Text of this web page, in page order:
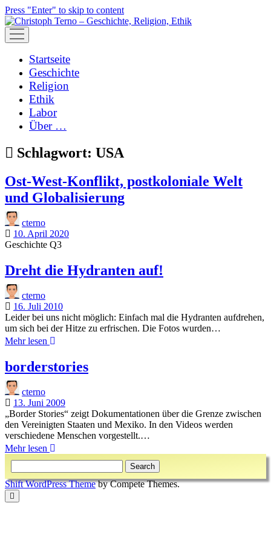
Press "Enter" to skip to content
open
menu
Startseite
Geschichte
Religion
Ethik
Labor
Über …
Schlagwort: USA
Ost-West-Konflikt, postkoloniale Welt
und Globalisierung
cterno
10. April 2020
Geschichte Q3
Dreht die Hydranten auf!
cterno
16. Juli 2010
Leider bei uns nicht möglich: Einfach mal die Hydranten aufdrehen,
um sich bei der Hitze zu erfrischen. Die Fotos wurden…
Mehr lesen Dreht
Hydranten
auf!
borderstories
cterno
13. Juni 2009
„Border Stories“ zeigt Dokumentationen über die Grenze zwischen
den Vereinigten Staaten und Mexiko. In den Videos werden
verschiedene Menschen vorgestellt.…
Mehr lesen borderstories
Sidebar
Shift WordPress Themeby Compete Themes.
Scroll
to